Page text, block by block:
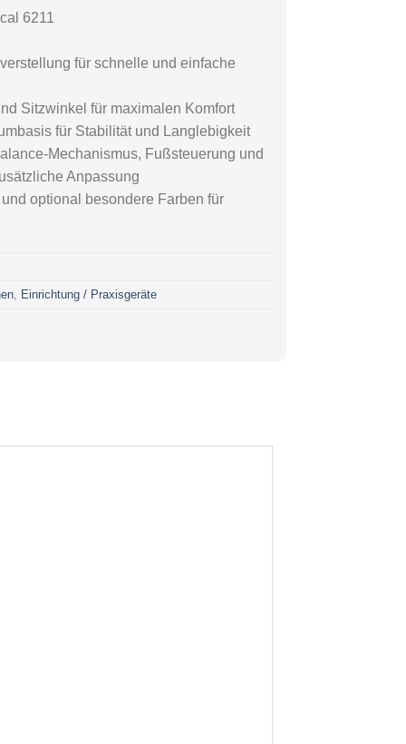
6211
für schnelle und einfache
Sitzwinkel für maximalen Komfort
für Stabilität und Langlebigkeit
Mechanismus, Fußsteuerung und
Anpassung
optional besondere Farben für
, Einrichtung / Praxisgeräte